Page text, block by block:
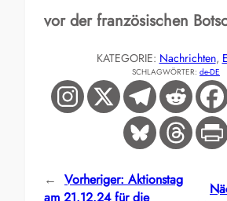
vor der französischen
KATEGORIE: Nachrichten,
SCHLAGWÖRTER: de-DE
← Vorheriger: Aktionstag